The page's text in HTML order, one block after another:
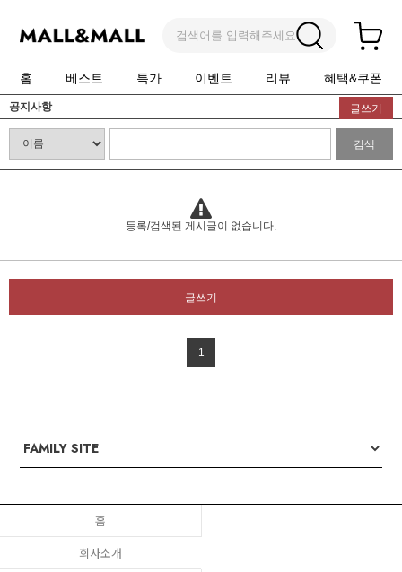
검색어를 입력해주세요
홈 베스트 특가 이벤트 리뷰 혜택&쿠폰
공지사항 글쓰기
검색
등록/검색된 게시글이 없습니다.
글쓰기
1
홈
회사소개